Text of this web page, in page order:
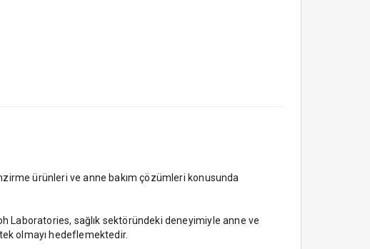
ürünleri ve anne bakım çözümleri konusunda
Laboratories, sağlık sektöründeki deneyimiyle anne ve
olmayı hedeflemektedir.